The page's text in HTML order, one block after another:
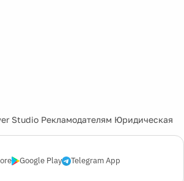
Studio Рекламодателям Юридическая
Google Play Telegram App